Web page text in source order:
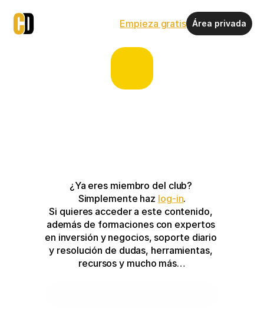
Empieza gratis Área privada
¿Ya eres miembro del club?
Simplemente haz log-in.
Si quieres acceder a este contenido,
además de formaciones con expertos
en inversión y negocios, soporte diario
y resolución de dudas, herramientas,
recursos y mucho más…